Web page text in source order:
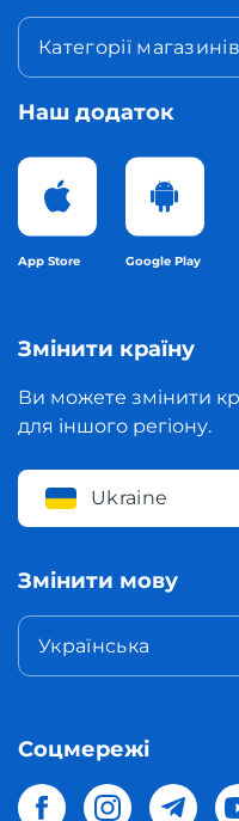
Категорії магазинів
Наш додаток
App Store Google Play
Змінити країну
Ви можете змінити
для іншого регіону.
Ukraine
Змінити мову
Українська
Соцмережі